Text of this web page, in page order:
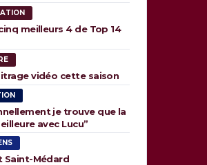
meilleurs 4 de Top 14
vidéo cette saison
je trouve que la
avec Lucu”
Saint-Médard